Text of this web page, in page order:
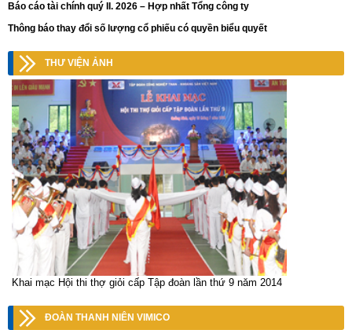
Báo cáo tài chính quý II. 2026 – Hợp nhất Tổng công ty
Thông báo thay đổi số lượng cổ phiếu có quyền biểu quyết
THƯ VIỆN ẢNH
Khai mạc Hội thi thợ giỏi cấp Tập đoàn lần thứ 9 năm 2014
ĐOÀN THANH NIÊN VIMICO